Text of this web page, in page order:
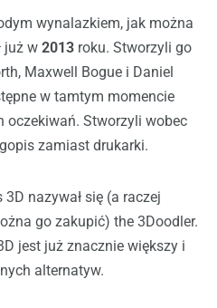
wynalazkiem, jak można
już w 2013 roku. Stworzyli go
Maxwell Bogue i Daniel
w tamtym momencie
oczekiwań. Stworzyli wobec
zamiast drukarki.
nazywał się (a raczej
go zakupić) the 3Doodler.
jest już znacznie większy i
alternatyw.